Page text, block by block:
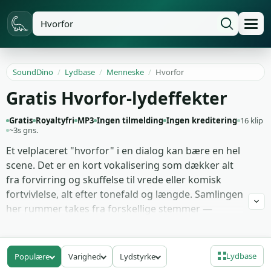
SoundDino / Lydbase / Menneske / Hvorfor
Gratis Hvorfor-lydeffekter
Gratis Royaltyfri MP3 Ingen tilmelding Ingen kreditering 16 klip
~3s gns.
Et velplaceret "hvorfor" i en dialog kan bære en hel
scene. Det er en kort vokalisering som dækker alt
fra forvirring og skuffelse til vrede eller komisk
fortvivlelse, alt efter tonefald og længde. Samlingen
her rummer takes fra forskellige stemmer —
vælge nuancen der matcher karakterens reaktion
frem for at gribe det første klip der ligger øverst.
Populære Varighed Lydstyrke Lydbase